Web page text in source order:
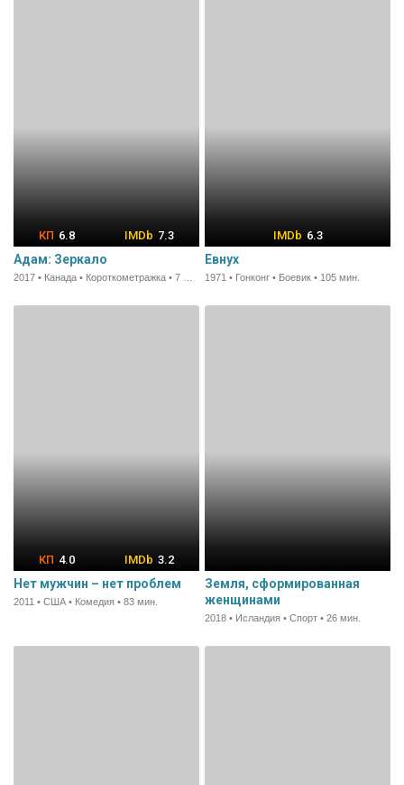
6.8 7.3
Адам: Зеркало
6.3
Евнух
1971 • Гонконг • Боевик • 105 мин.
4.0 3.2
Нет мужчин – нет проблем
2011 • США • Комедия • 83 мин.
Земля, сформированная
женщинами
2018 • Исландия • Спорт • 26 мин.